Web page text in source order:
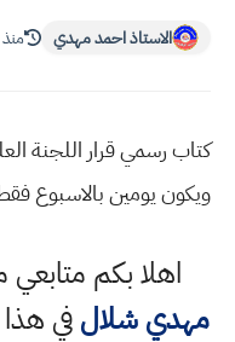
الاستاذ احمد مهدي منذ 5 سنة
كتاب رسمي قرار اللجنة
ويكون يومين بالاسبوع فقط
اهلا بكم
مهدي شلالفي